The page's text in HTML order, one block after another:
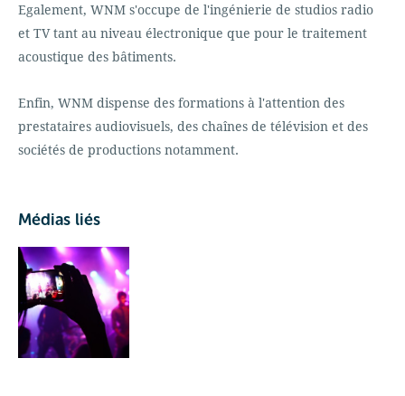
Egalement, WNM s'occupe de l'ingénierie de studios radio
et TV tant au niveau électronique que pour le traitement
acoustique des bâtiments.
Enfin, WNM dispense des formations à l'attention des
prestataires audiovisuels, des chaînes de télévision et des
sociétés de productions notamment.
Médias liés